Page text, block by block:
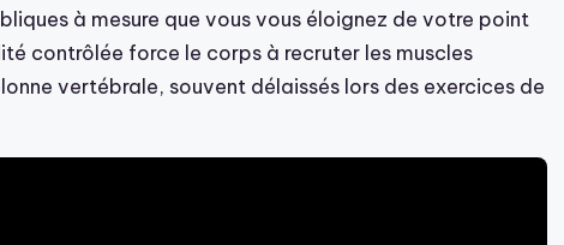
à mesure que vous vous éloignez de votre point
contrôlée force le corps à recruter les muscles
vertébrale, souvent délaissés lors des exercices de